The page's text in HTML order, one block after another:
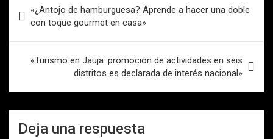
de
entradas
«¿Antojo de hamburguesa? Aprende a hacer una doble
con toque gourmet en casa»
«Turismo en Jauja: promoción de actividades en seis
distritos es declarada de interés nacional»
Deja una respuesta